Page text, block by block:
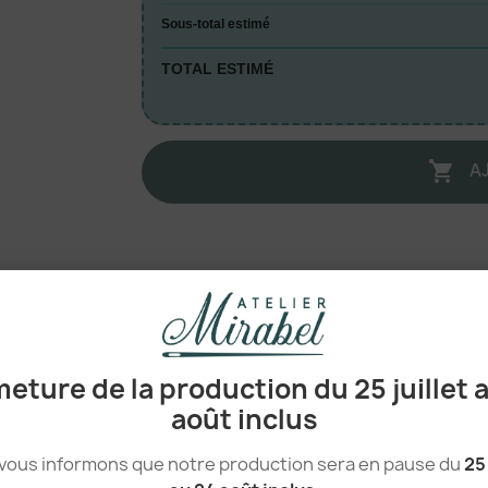
de la production du 25 juillet
août inclus
informons que notre production sera en pause du
Sous-total estimé
TOTAL ESTIMÉ

Polyester